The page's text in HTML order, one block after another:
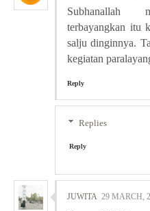
Subhanallah
terbayangkan itu
salju dinginnya.
kegiatan
Reply
Replies
Reply
JUWITA 29 MARCH,